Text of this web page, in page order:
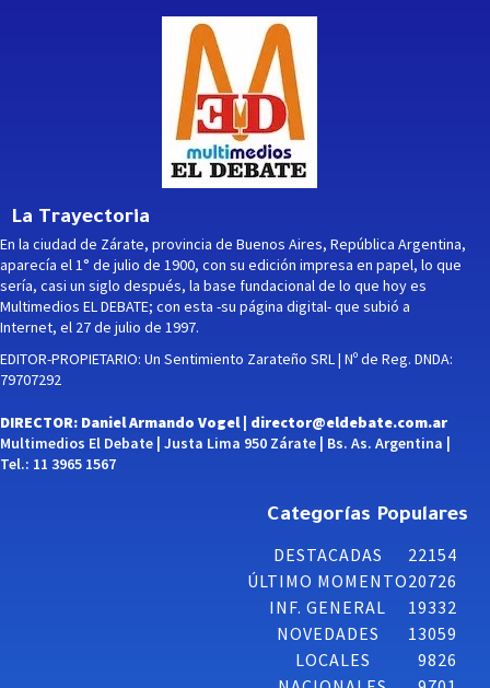
La Trayectoria
En la ciudad de Zárate, provincia de Buenos Aires, República Argentina,
aparecía el 1° de julio de 1900, con su edición impresa en papel, lo que
sería, casi un siglo después, la base fundacional de lo que hoy es
Multimedios EL DEBATE; con esta -su página digital- que subió a
Internet, el 27 de julio de 1997.
EDITOR-PROPIETARIO: Un Sentimiento Zarateño SRL | Nº de Reg. DNDA:
79707292
DIRECTOR: Daniel Armando Vogel | director@eldebate.com.ar
Multimedios El Debate | Justa Lima 950 Zárate | Bs. As. Argentina |
Tel.: 11 3965 1567
Categorías Populares
DESTACADAS
22154
ÚLTIMO MOMENTO20726
INF. GENERAL
19332
NOVEDADES
13059
LOCALES
9826